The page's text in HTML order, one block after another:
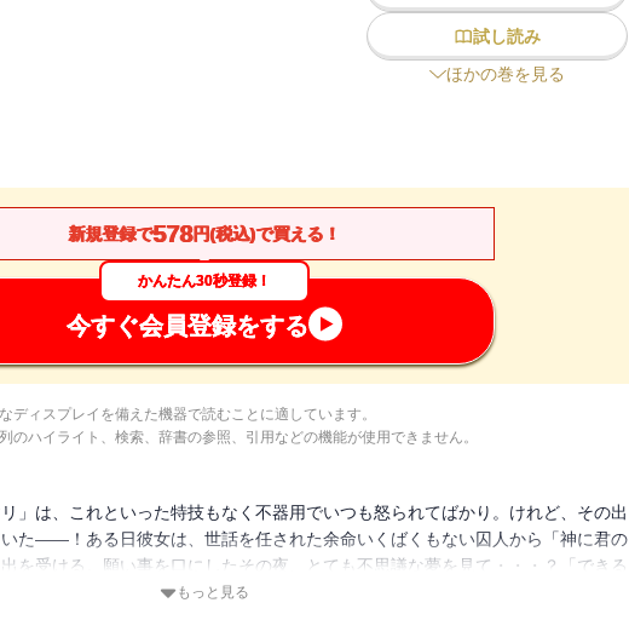
試し読み
ほかの巻を見る
新規登録で578円(税込)で買える！
かんたん30秒登録！
今すぐ会員登録をする
ィスプレイを備えた機器で読むことに適しています。
のハイライト、検索、辞書の参照、引用などの機能が使用できません。
」は、これといった特技もなく不器用でいつも怒られてばかり。けれど、その出
た――！ある日彼女は、世話を任された余命いくばくもない囚人から「神に君の
を受ける。願い事を口にしたその夜、とても不思議な夢を見て・・・？「できる
もっと見る